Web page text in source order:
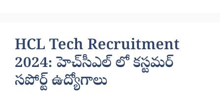
HCL Tech Recruitment
2024: హెచ్‌సీఎల్ లో కస్టమర్
సపోర్ట్ ఉద్యోగాలు